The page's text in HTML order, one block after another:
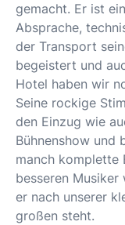
gemacht. Er ist
Absprache,
der Transport
begeistert und
Hotel haben wir
Seine rockige
den Einzug wie
Bühnenshow und
manch komplette
besseren
er nach unserer
großen steht.